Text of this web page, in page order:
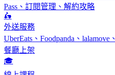
Pass、訂閱管理、解約攻略
🛵
外送服務
UberEats、Foodpanda、
餐廳上架
🎓